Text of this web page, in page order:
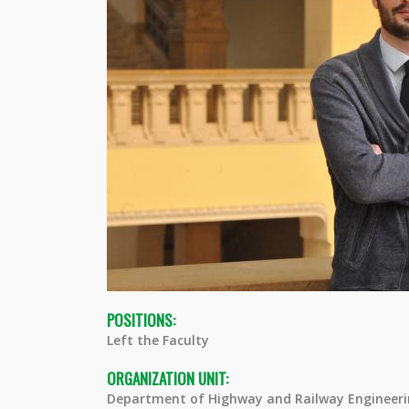
POSITIONS:
Left the Faculty
ORGANIZATION UNIT:
Department of Highway and Railway